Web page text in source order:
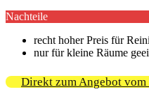
Nachteile
recht hoher Preis für
nur für kleine Räume
Direkt zum Angebot